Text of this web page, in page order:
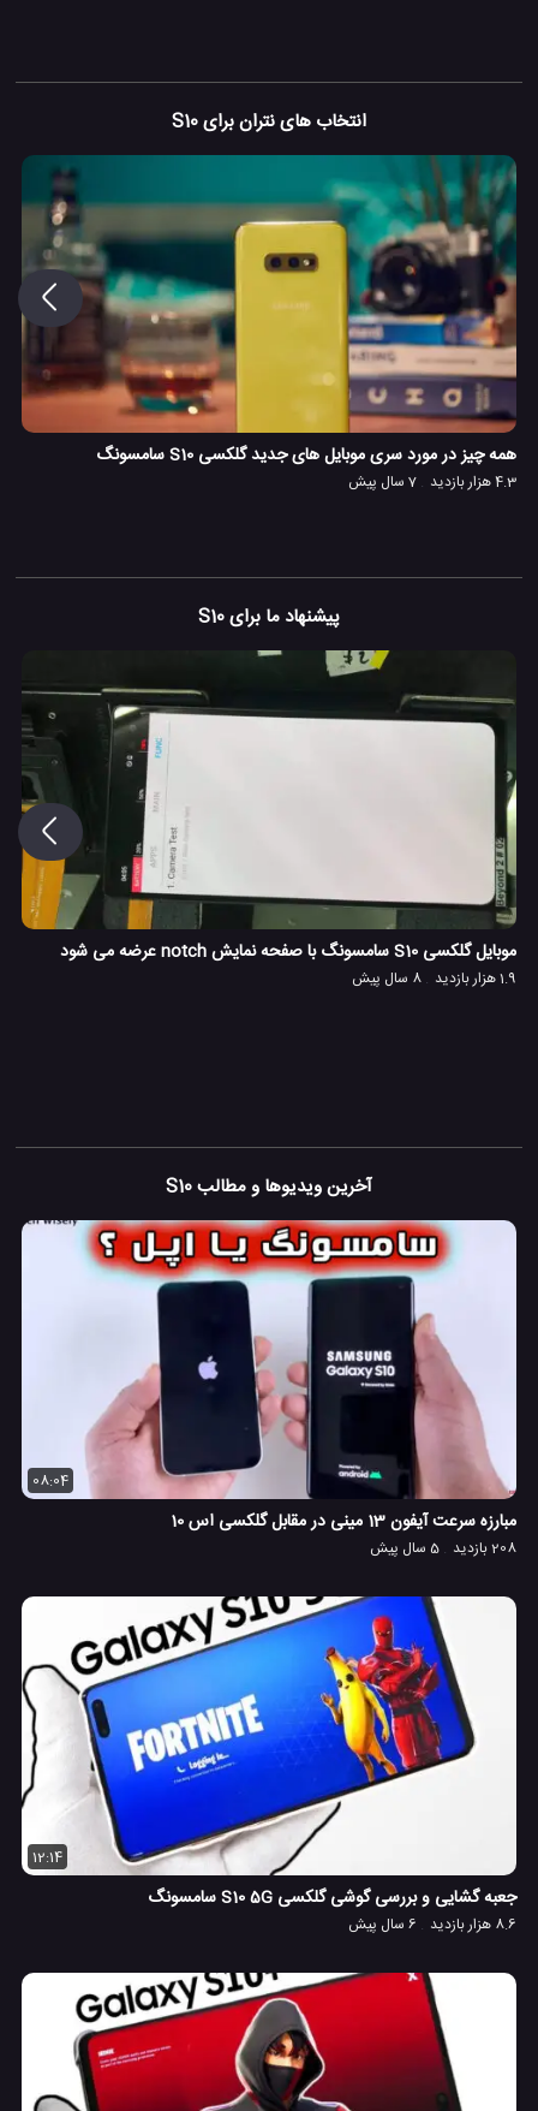
انتخاب های نتران برای S10
همه چیز در مورد سری موبایل های جدید گلکسی S10 سامسونگ
4.3 هزار بازدید 7 سال پیش
پیشنهاد ما برای S10
موبایل گلکسی S10 سامسونگ با صفحه نمایش notch عرضه می شود
1.9 هزار بازدید 8 سال پیش
آخرین ویدیوها و مطالب S10
08:04
مبارزه سرعت آیفون 13 مینی در مقابل گلکسی اس 10
208 بازدید 5 سال پیش
12:14
جعبه گشایی و بررسی گوشی گلکسی S10 5G سامسونگ
8.6 هزار بازدید 6 سال پیش